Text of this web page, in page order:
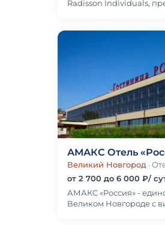
Radisson Individuals,
АМАКС Отель
Великий Новгород ·
от 2 700 до 6 000 ₽/
АМАКС «Россия» -
Великом Новгороде с